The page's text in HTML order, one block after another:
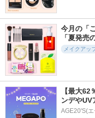
今月の「
「夏発売
メイクアッ
【最大
ンデやUV
AGE20'S(